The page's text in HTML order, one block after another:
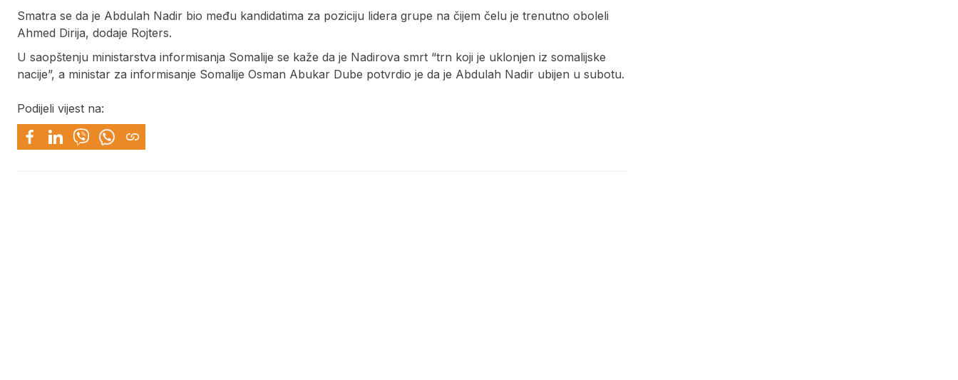
Smatra se da je Abdulah Nadir bio među kandidatima za poziciju lidera grupe na čijem čelu je trenutno oboleli
Ahmed Dirija, dodaje Rojters.
U saopštenju ministarstva informisanja Somalije se kaže da je Nadirova smrt “trn koji je uklonjen iz somalijske
nacije”, a ministar za informisanje Somalije Osman Abukar Dube potvrdio je da je Abdulah Nadir ubijen u subotu.
Podijeli vijest na: